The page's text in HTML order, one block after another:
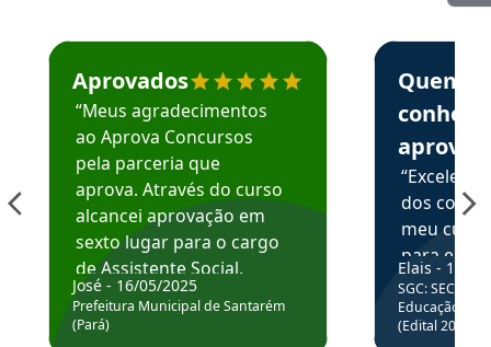
Estudante José recomenda o Aprova Concursos em
Aprovados
“Meus agradecimentos
ao Aprova Concursos
pela parceria que
aprova. Através do curso
alcancei aprovação em
sexto lugar para o cargo
de Assistente Social.
Hoje estou atuando na
Prefeitura de Santarém.
José - 16/05/2025
Prefeitura Municipal de Santarém
(Pará)
Estudante
Quem
aprova
dos
meu
para
colocar
através
de
Elais - 15/
SGC: SEC BA
Educação
(Edital